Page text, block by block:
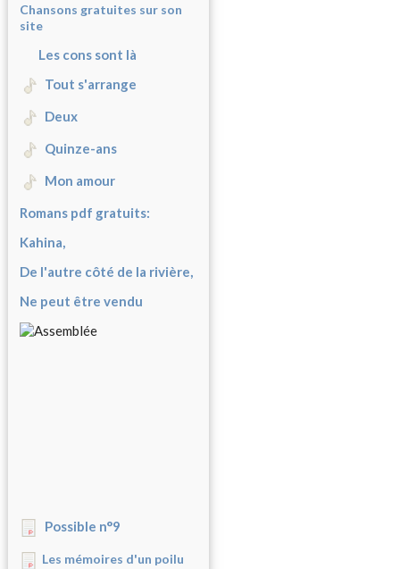
Chansons gratuites sur son
site
Les cons sont là
Tout s'arrange
Deux
Quinze-ans
Mon amour
Romans pdf gratuits:
Kahina,
De l'autre côté de la rivière,
Ne peut être vendu
Possible n°9
Les mémoires d'un poilu